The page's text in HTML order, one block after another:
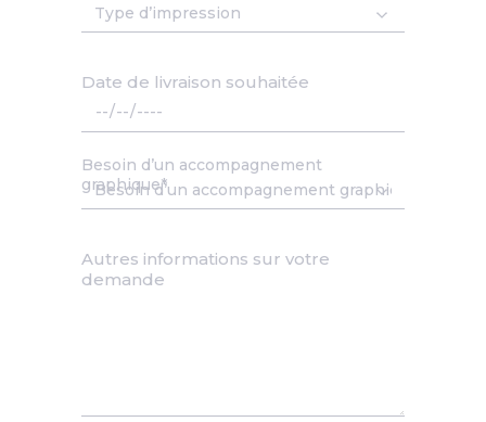
Date de livraison souhaitée
Date
Besoin d’un accompagnement
graphique
Autres informations sur votre
demande